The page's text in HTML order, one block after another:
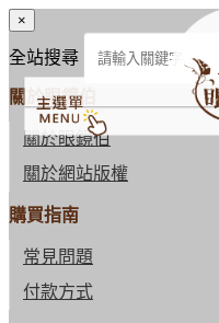
×
全站搜尋
關於眼鏡伯
關於眼鏡伯
關於網站版權
購買指南
常見問題
付款方式